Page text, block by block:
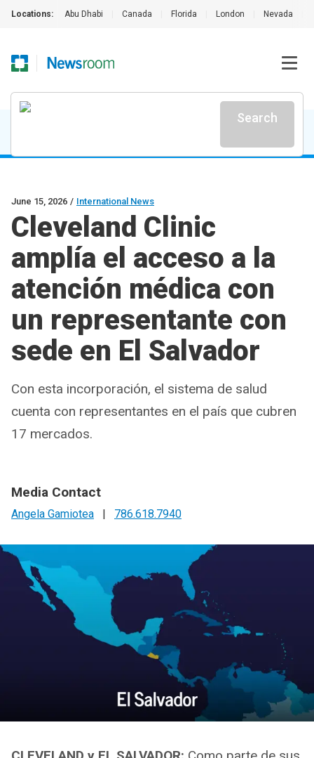
Locations: Abu Dhabi Canada Florida London Nevada
Search
June 15, 2026 / International News
Cleveland Clinic
amplía el acceso a la
atención médica con
un representante con
sede en El Salvador
Con esta incorporación, el sistema de salud
cuenta con representantes en el país que cubren
17 mercados.
Media Contact
Angela Gamiotea | 786.618.7940